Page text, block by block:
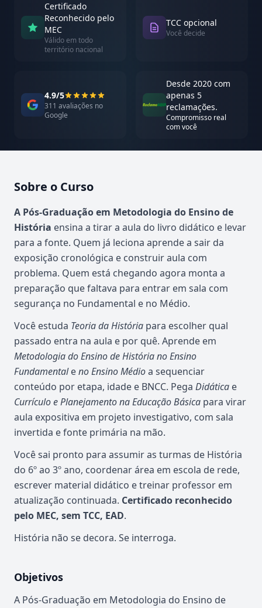
Certificado
Reconhecido pelo
MEC
Válido em todo
território nacional
TCC opcional
Você decide
4.9/5
311 avaliações no
Google
Desde 2020 com
apenas 5
reclamações.
Compromisso real
com você
Sobre o Curso
Atualizado em abril de 2026
A Pós-Graduação em Metodologia do Ensino de
História ensina a tirar a aula do livro didático e levar
para a fonte. Quem já leciona aprende a sair da
exposição cronológica e construir aula com
problema. Quem está chegando agora monta a
preparação que faltava para entrar em sala com
segurança no Fundamental e no Médio.
Você estuda Teoria da História para escolher qual
passado entra na aula e por quê. Aprende em
Metodologia do Ensino de História no Ensino
Fundamentaleno Ensino Médioa sequenciar
conteúdo por etapa, idade e BNCC. Pega Didática e
Currículo e Planejamento na Educação Básica para virar
aula expositiva em projeto investigativo, com sala
invertida e fonte primária na mão.
Você sai pronto para assumir as turmas de História
do 6º ao 3º ano, coordenar área em escola de rede,
escrever material didático e treinar professor em
atualização continuada. Certificado reconhecido
pelo MEC, sem TCC, EAD.
História não se decora. Se interroga.
Objetivos
A Pós-Graduação em Metodologia do Ensino de